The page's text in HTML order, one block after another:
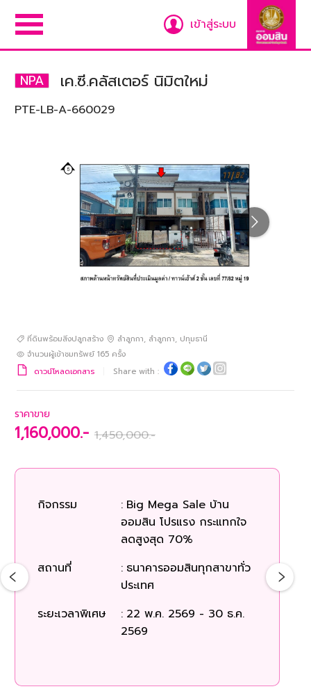
เข้าสู่ระบบ
NPA เค.ซี.คลัสเตอร์ นิมิตใหม่
PTE-LB-A-660029
ที่ดินพร้อมสิ่งปลูกสร้าง ลำลูกกา, ลำลูกกา, ปทุมธานี
จำนวนผู้เข้าชมทรัพย์ 165 ครั้ง
ดาวน์โหลดเอกสาร
Share with :
ราคาขาย
1,160,000.- 1,450,000.-
กิจกรรม : Big Mega Sale บ้าน
ออมสิน โปรแรง กระแทกใจ
ลดสูงสุด 70%
สถานที่
: ธนาคารออมสินทุกสาขาทั่ว
ประเทศ
ระยะเวลาพิเศษ
: 22 พ.ค. 2569 - 30 ธ.ค.
2569